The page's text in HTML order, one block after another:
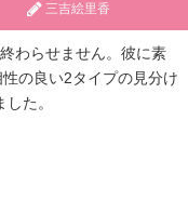
三吉絵里香
わらせません。彼に素
の良い2タイプの見分け
た。